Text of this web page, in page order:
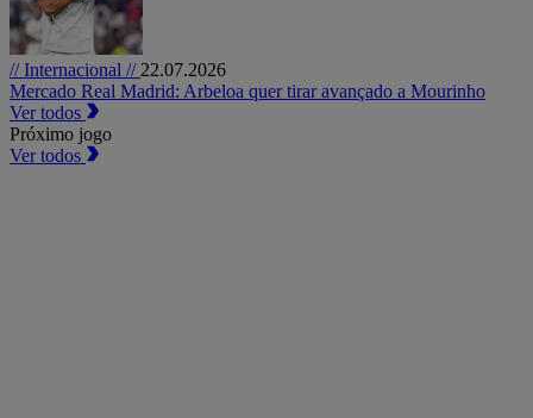
// Internacional // 22.07.2026
Mercado Real Madrid: Arbeloa quer tirar avançado a Mourinho
Ver todos
Próximo jogo
Ver todos